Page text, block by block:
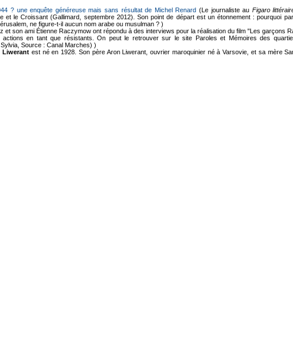
? une enquête généreuse mais sans résultat de Michel Renard (Le journaliste au Figaro
et le Croissant (Gallimard, septembre 2012). Son point de départ est un étonnement : pourquoi
ne figure-t-il aucun nom arabe ou musulman ? )
et son ami Étienne Raczymow ont répondu à des interviews pour la réalisation du film "Les garçons
en tant que résistants. On peut le retrouver sur le site Paroles et Mémoires des
Source : Canal Marches) )
Liwerantest né en 1928. Son père Aron Liwerant, ouvrier maroquinier né à Varsovie, et sa mère